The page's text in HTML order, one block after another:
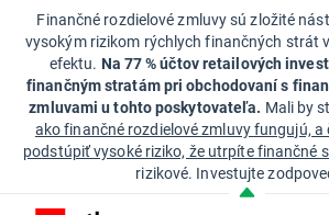
Finančné rozdielové zmluvy sú zložité
vysokým rizikom rýchlych finančných strát
efektu. Na 77 % účtov retailových
finančným stratám pri obchodovaní s
zmluvami u tohto poskytovateľa. Mali by
ako finančné rozdielové zmluvy fungujú,
podstúpiť vysoké riziko, že utrpíte finančné
rizikové. Investujte